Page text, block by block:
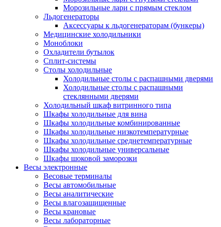
Морозильные лари с прямым стеклом
Льдогенераторы
Аксессуары к льдогенераторам (бункеры)
Медицинские холодильники
Моноблоки
Охладители бутылок
Сплит-системы
Столы холодильные
Холодильные столы с распашными дверями
Холодильные столы с распашными
стеклянными дверями
Холодильный шкаф витринного типа
Шкафы холодильные для вина
Шкафы холодильные комбинированные
Шкафы холодильные низкотемпературные
Шкафы холодильные среднетемпературные
Шкафы холодильные универсальные
Шкафы шоковой заморозки
Весы электронные
Весовые терминалы
Весы автомобильные
Весы аналитические
Весы влагозащищенные
Весы крановые
Весы лабораторные